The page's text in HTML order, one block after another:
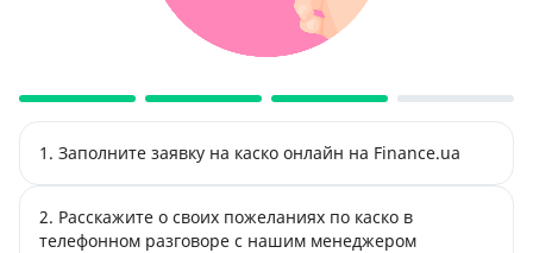
1. Заполните заявку на каско онлайн на Finance.ua
2. Расскажите о своих пожеланиях по каско в
телефонном разговоре с нашим менеджером